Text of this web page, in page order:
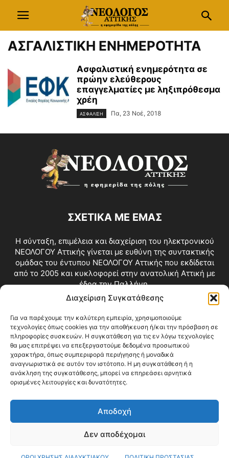
Διαχείριση Συγκατάθεσης
Για να παρέχουμε την καλύτερη εμπειρία, χρησιμοποιούμε
τεχνολογίες όπως cookies για την αποθήκευση ή/και την πρόσβαση σε
πληροφορίες συσκευών. Η συγκατάθεση για τις εν λόγω τεχνολογίες
θα μας επιτρέψει να επεξεργαστούμε δεδομένα προσωπικού
χαρακτήρα, όπως συμπεριφορά περιήγησης ή μοναδικά
αναγνωριστικά σε αυτόν τον ιστότοπο. Η μη συγκατάθεση ή η
ανάκληση της συγκατάθεσης, μπορεί να επηρεάσει αρνητικά
ορισμένες λειτουργίες και δυνατότητες.
Αποδοχή
Δεν αποδέχομαι
ΑΣΓΑΛΙΣΤΙΚΗ ΕΝΗΜΕΡΟΤΗΤΑ
Ασφαλιστική ενημερότητα σε
πρώην ελεύθερους
επαγγελματίες με ληξιπρόθεσμα
χρέη
ΑΣΦΑΛΙΣΗ Πα, 23 Νοέ, 2018
ΣΧΕΤΙΚΑ ΜΕ ΕΜΑΣ
Η σύνταξη, επιμέλεια και διαχείριση του ηλεκτρονικού
ΝΕΟΛΟΓΟΥ Αττικής γίνεται με ευθύνη της συντακτικής
ομάδας του έντυπου ΝΕΟΛΟΓΟΥ Αττικής που εκδίδεται
από το 2005 και κυκλοφορεί στην ανατολική Αττική με
έδρα την Παλλήνη.
Επικοινωνία:info@neologosattikis.gr
ΑΚΟΛΟΥΘΗΣΕ ΜΑΣ
Videos Όροι Χρήσης